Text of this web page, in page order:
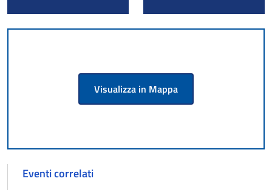
Visualizza in Mappa
Eventi correlati